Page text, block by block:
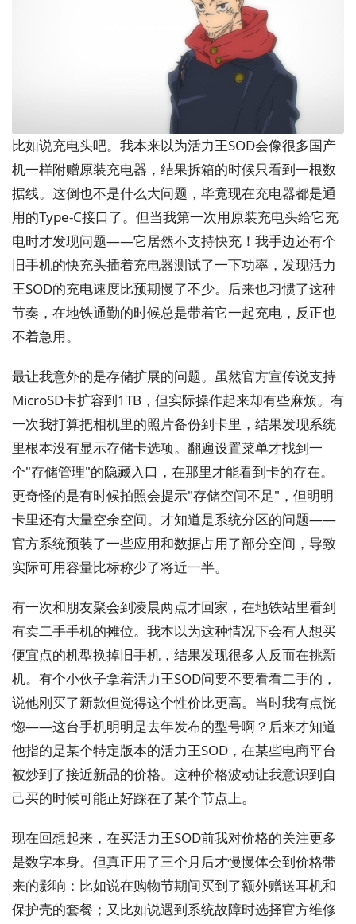
比如说充电头吧。我本来以为活力王SOD会像很多国产
机一样附赠原装充电器，结果拆箱的时候只看到一根数
据线。这倒也不是什么大问题，毕竟现在充电器都是通
用的Type-C接口了。但当我第一次用原装充电头给它充
电时才发现问题——它居然不支持快充！我手边还有个
旧手机的快充头插着充电器测试了一下功率，发现活力
王SOD的充电速度比预期慢了不少。后来也习惯了这种
节奏，在地铁通勤的时候总是带着它一起充电，反正也
不着急用。
最让我意外的是存储扩展的问题。虽然官方宣传说支持
MicroSD卡扩容到1TB，但实际操作起来却有些麻烦。有
一次我打算把相机里的照片备份到卡里，结果发现系统
里根本没有显示存储卡选项。翻遍设置菜单才找到一
个"存储管理"的隐藏入口，在那里才能看到卡的存在。
更奇怪的是有时候拍照会提示"存储空间不足"，但明明
卡里还有大量空余空间。才知道是系统分区的问题——
官方系统预装了一些应用和数据占用了部分空间，导致
实际可用容量比标称少了将近一半。
有一次和朋友聚会到凌晨两点才回家，在地铁站里看到
有卖二手手机的摊位。我本以为这种情况下会有人想买
便宜点的机型换掉旧手机，结果发现很多人反而在挑新
机。有个小伙子拿着活力王SOD问要不要看看二手的，
说他刚买了新款但觉得这个性价比更高。当时我有点恍
惚——这台手机明明是去年发布的型号啊？后来才知道
他指的是某个特定版本的活力王SOD，在某些电商平台
被炒到了接近新品的价格。这种价格波动让我意识到自
己买的时候可能正好踩在了某个节点上。
现在回想起来，在买活力王SOD前我对价格的关注更多
是数字本身。但真正用了三个月后才慢慢体会到价格带
来的影响：比如说在购物节期间买到了额外赠送耳机和
保护壳的套餐；又比如说遇到系统故障时选择官方维修